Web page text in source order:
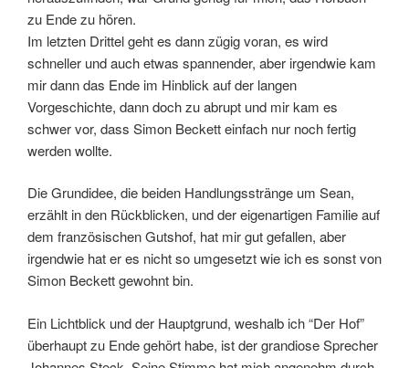
zu Ende zu hören.
Im letzten Drittel geht es dann zügig voran, es wird
schneller und auch etwas spannender, aber irgendwie kam
mir dann das Ende im Hinblick auf der langen
Vorgeschichte, dann doch zu abrupt und mir kam es
schwer vor, dass Simon Beckett einfach nur noch fertig
werden wollte.
Die Grundidee, die beiden Handlungsstränge um Sean,
erzählt in den Rückblicken, und der eigenartigen Familie auf
dem französischen Gutshof, hat mir gut gefallen, aber
irgendwie hat er es nicht so umgesetzt wie ich es sonst von
Simon Beckett gewohnt bin.
Ein Lichtblick und der Hauptgrund, weshalb ich “Der Hof”
überhaupt zu Ende gehört habe, ist der grandiose Sprecher